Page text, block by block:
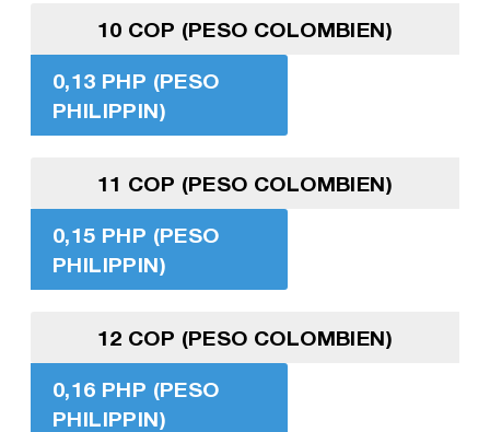
10 COP (PESO COLOMBIEN)
0,13 PHP (PESO
PHILIPPIN)
11 COP (PESO COLOMBIEN)
0,15 PHP (PESO
PHILIPPIN)
12 COP (PESO COLOMBIEN)
0,16 PHP (PESO
PHILIPPIN)